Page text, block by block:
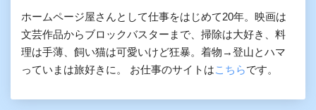
ホームページ屋さんとして仕事をはじめて20年。映画は
文芸作品からブロックバスターまで、掃除は大好き、料
理は手薄、飼い猫は可愛いけど狂暴。着物→登山とハマ
っていまは旅好きに。 お仕事のサイトはこちらです。